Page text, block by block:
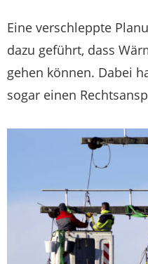
Eine verschleppte
dazu geführt, dass
gehen können. Dabei
sogar einen